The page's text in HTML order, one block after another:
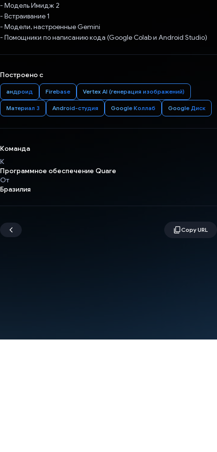
- Модель Имидж 2
- Встраивание 1
- Модели, настроенные Gemini
- Помощники по написанию кода (Google Colab и Android Studio)
Построено с
андроид Firebase Vertex AI (генерация изображений)
Материал 3 Android-студия Google Коллаб Google Диск
Команда
К
Программное обеспечение Quare
От
Бразилия